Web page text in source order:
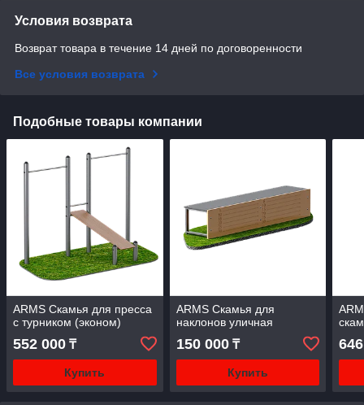
Условия возврата
Возврат товара в течение 14 дней по договоренности
Все условия возврата
Подобные товары компании
ARMS Скамья для пресса
с турником (эконом)
552 000 ₸
Купить
ARMS Скамья для
наклонов уличная
150 000₸
Купить